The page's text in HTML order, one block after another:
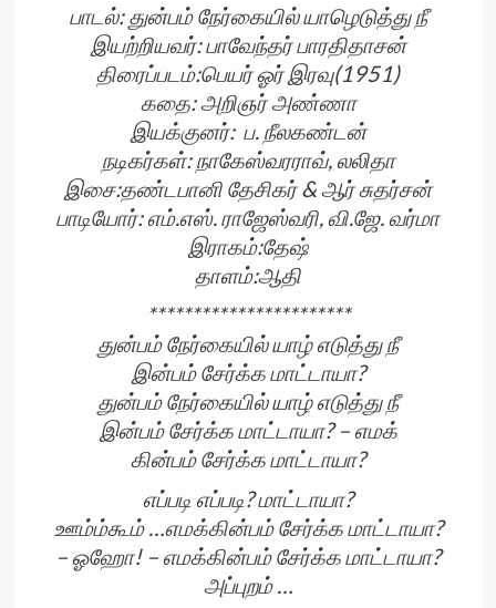
பாடல்: துன்பம் நேர்கையில் யாழெடுத்து நீ
இயற்றியவர்: பாவேந்தர் பாரதிதாசன்
திரைப்படம்:பெயர் ஓர் இரவு(1951)
கதை: அறிஞர் அண்ணா
இயக்குனர்: ப. நீலகண்டன்
நடிகர்கள்: நாகேஸ்வரராவ், லலிதா
இசை:தண்டபானி தேசிகர் & ஆர் சுதர்சன்
பாடியோர்: எம்.எஸ். ராஜேஸ்வரி, வி.ஜே. வர்மா
இராகம்:தேஷ்
தாளம்:ஆதி
***********************
துன்பம் நேர்கையில் யாழ் எடுத்து நீ
இன்பம் சேர்க்க மாட்டாயா?
துன்பம் நேர்கையில் யாழ் எடுத்து நீ
இன்பம் சேர்க்க மாட்டாயா? – எமக்
கின்பம் சேர்க்க மாட்டாயா?
எப்படி எப்படி? மாட்டாயா?
ஊம்ம்கூம் …எமக்கின்பம் சேர்க்க மாட்டாயா?
– ஓஹோ! – எமக்கின்பம் சேர்க்க மாட்டாயா?
அப்புறம் …